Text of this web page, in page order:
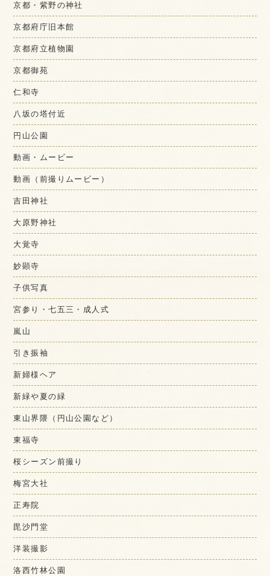
京都・紫野の神社
京都府庁旧本館
京都府立植物園
京都御苑
仁和寺
八坂の塔付近
円山公園
動画・ムービー
動画（前撮りムービー）
吉田神社
大原野神社
大覚寺
妙顕寺
子供写真
宮参り・七五三・成人式
嵐山
引き振袖
新婦様ヘア
新緑や夏の緑
東山界隈（円山公園など）
東福寺
桜シーズン前撮り
梅宮大社
正寿院
毘沙門堂
洋装撮影
洛西竹林公園